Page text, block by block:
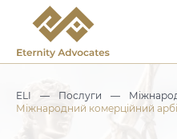
ELI — Послуги —
Міжнародний комерційний